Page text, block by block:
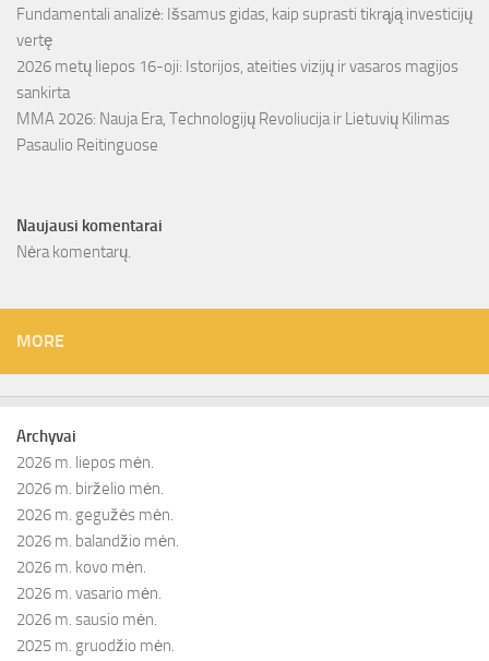
Fundamentali analizė: Išsamus gidas, kaip suprasti tikrąją investicijų
vertę
2026 metų liepos 16-oji: Istorijos, ateities vizijų ir vasaros magijos
sankirta
MMA 2026: Nauja Era, Technologijų Revoliucija ir Lietuvių Kilimas
Pasaulio Reitinguose
Naujausi komentarai
Nėra komentarų.
MORE
Archyvai
2026 m. liepos mėn.
2026 m. birželio mėn.
2026 m. gegužės mėn.
2026 m. balandžio mėn.
2026 m. kovo mėn.
2026 m. vasario mėn.
2026 m. sausio mėn.
2025 m. gruodžio mėn.